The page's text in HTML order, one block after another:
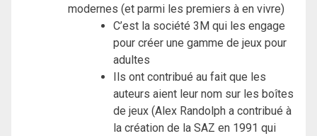
modernes (et parmi les premiers à en vivre)
C’est la société 3M qui les engage
pour créer une gamme de jeux pour
adultes
Ils ont contribué au fait que les
auteurs aient leur nom sur les boîtes
de jeux (Alex Randolph a contribué à
la création de la SAZ en 1991 qui